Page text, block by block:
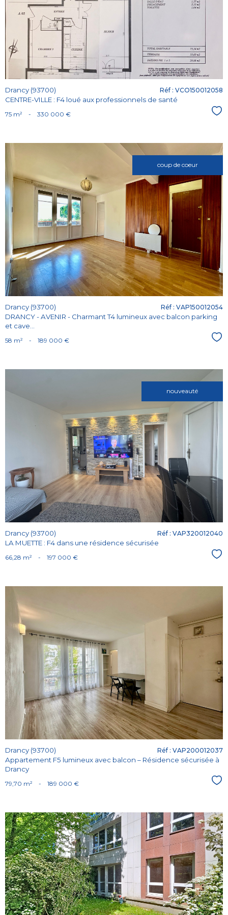
bien
Drancy (93700)
CENTRE-VILLE : F4 loué aux professionnels de santé
Réf : VCO150012058
75 m² - 330 000 €
coup de coeur
Voir le
bien
Drancy (93700)
DRANCY - AVENIR - Charmant T4 lumineux avec balcon parking
et cave...
Réf : VAP150012054
58 m² - 189 000 €
nouveauté
Voir le
bien
Drancy (93700)
LA MUETTE : F4 dans une résidence sécurisée
Réf : VAP320012040
66,28 m² - 197 000 €
Voir le
bien
Drancy (93700)
Appartement F5 lumineux avec balcon – Résidence sécurisée à
Drancy
Réf : VAP200012037
79,70 m² - 189 000 €
Voir le
bien